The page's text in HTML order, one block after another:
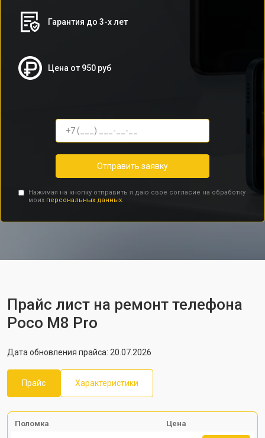
Гарантия до 3-х лет
Цена от 950 руб
Отправить заявку
Нажимая на кнопку отправить я даю свое согласие на обработку
моих персональных данных.
Прайс лист на ремонт телефона
Poco M8 Pro
Дата обновления прайса: 20.07.2026
Прайс Характеристики
Поломка Цена